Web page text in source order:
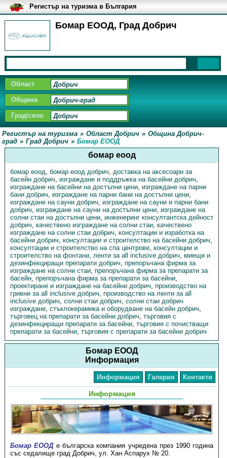
Бомар ЕООД, Град Добрич
Регистър на туризма в България
Област
Община
Град/село
Регистър на туризма » Област Добрич » Община Добрич-
град » Град Добрич » Бомар ЕООД
бомар еоод
бомар еоод, бомар еоод добрич, доставка на аксесоари за
басейн добрич, изграждане и поддръжка на басейни добрич,
изграждане на басейни на достъпни цени, изграждане на парни
бани добрич, изграждане на парни бани на достъпни цени,
изграждане на сауни добрич, изграждане на сауни и парни бани
добрич, изграждане на сауни на достъпни цени, изграждане на
солни стаи на достъпни цени, инженеринг консултантска дейност
добрич, качествено изграждане на солни стаи, качествено
изграждане на солни стаи добрич, консултации и изработка на
басейни добрич, консултации и строителство на басейни добрич,
консултации и строителство на спа центрове, консултации и
строителство на фонтани, ленти за all inclusive добрич, миещи и
дезинфекциращи препарати добрич, препоръчана фирма за
изграждане на солни стаи, препоръчана фирма за препарати за
басейн, препоръчана фирма за препарати за басейни,
проектиране и изграждане на басейни добрич, производство на
гривни за all inclusive добрич, производство на ленти за all
inclusive добрич, солни стаи добрич, солни стаи добрич
изграждане, стъклокерамика и оборудване на басейн добрич,
търговец на препарати за басейни добрич, търговия с
дезинфекциращи препарати за басейни, търговия с почистващи
препарати за басейни, търговия с препарати за басейни добрич
Бомар ЕООД
Информация
Информация Галерия Контакти
Информация
Бомар ЕООД е българска компания учредена през 1990 година
със седалище град Добрич, ул. Хан Аспарух № 20.